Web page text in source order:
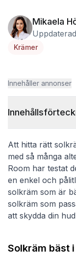
Mikaela
Krämer
Innehåller annonser
Att hitta rätt
med så många
Room har testat
en enkel och
solkräm som är
solkräm som
att skydda din
Solkräm bäst